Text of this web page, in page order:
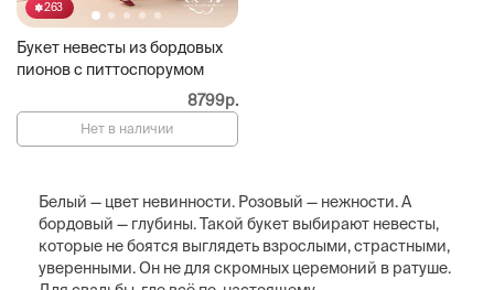
263
Букет невесты из бордовых
пионов с питтоспорумом
8799р.
Нет в наличии
Белый — цвет невинности. Розовый — нежности. А
бордовый — глубины. Такой букет выбирают невесты,
которые не боятся выглядеть взрослыми, страстными,
уверенными. Он не для скромных церемоний в ратуше.